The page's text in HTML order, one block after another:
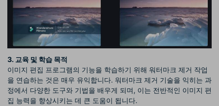
3. 교육 및 학습 목적
이미지 편집 프로그램의 기능을 학습하기 위해 워터마크 제거 작업
을 연습하는 것은 매우 유익합니다. 워터마크 제거 기술을 익히는 과
정에서 다양한 도구와 기법을 배우게 되며, 이는 전반적인 이미지 편
집 능력을 향상시키는 데 큰 도움이 됩니다.